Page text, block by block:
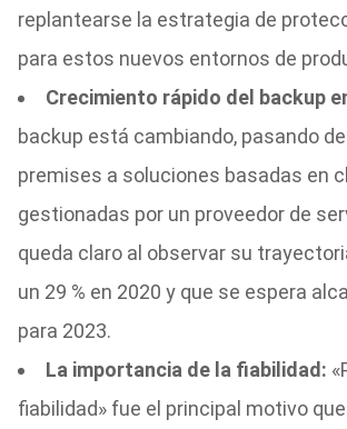
replantearse la estrategia de
para estos nuevos entornos de
Crecimiento rápido del backup
backup está cambiando, pasando
premises a soluciones basadas en
gestionadas por un proveedor de
queda claro al observar su
un 29 % en 2020 y que se espera
para 2023.
La importancia de la fiabilidad:
fiabilidad» fue el principal motivo